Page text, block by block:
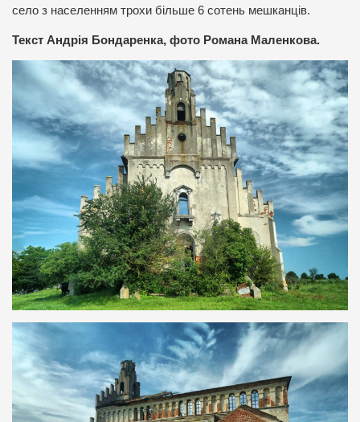
село з населенням трохи більше 6 сотень мешканців.
Текст Андрія Бондаренка, фото Романа Маленкова.